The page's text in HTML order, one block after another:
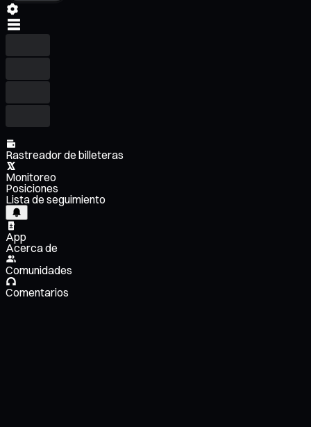
Rastreador de billeteras
Monitoreo
Posiciones
Lista de seguimiento
App
Acerca de
Comunidades
Comentarios